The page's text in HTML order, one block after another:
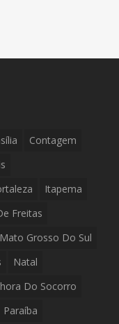
Contagem
Itapema
Freitas
Mato Grosso Do Sul
Natal
Do Socorro
Paraíba